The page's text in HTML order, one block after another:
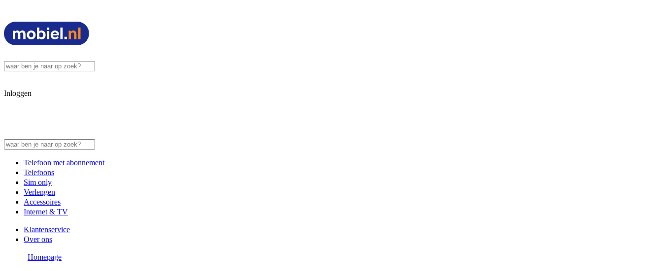
Inloggen
Telefoon met abonnement
Telefoons
Sim only
Verlengen
Accessoires
Internet & TV
Klantenservice
Over ons
Homepage